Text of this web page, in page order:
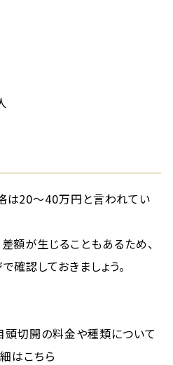
は20〜40万円と言われてい
額が生じることもあるため、
確認しておきましょう。
切開の料金や種類について
はこちら